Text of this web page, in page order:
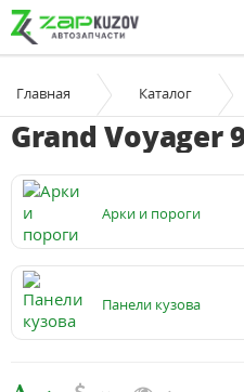
Главная Каталог
Grand Voyager
Арки и пороги
Панели кузова